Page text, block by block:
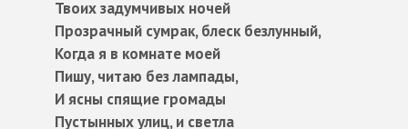
Твоих задумчивых ночей
Прозрачный сумрак, блеск безлунный,
Когда я в комнате моей
Пишу, читаю без лампады,
И ясны спящие громады
Пустынных улиц, и светла